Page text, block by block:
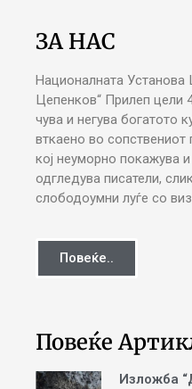
ЗА НАС
Националната Установа
Цепенков“ Прилеп цели
чува и негува богатото
вткаено во
кој неуморно покажува
одгледува писатели,
слободоумни луѓе со
Повеќе..
Повеќе
Изложба